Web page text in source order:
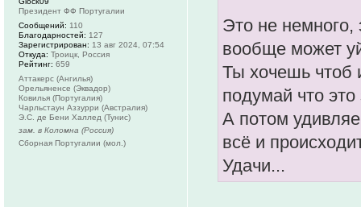
Это не немного,
вообще может
Ты хочешь чтоб
подумай что
А потом
всё и
Удачи...
Президент ФФ Португалии
Сообщений: 110
Благодарностей: 127
Зарегистрирован: 13 авг 2024, 07:54
Откуда: Троицк, Россия
Рейтинг: 659
Аттакерс (Ангилья)
Орельяненсе (Эквадор)
Ковилья (Португалия)
Чарльстаун Аззурри (Австралия)
Э.С. де Бени Халлед (Тунис)
зам. в Коломна (Россия)
Сборная Португалии (мол.)